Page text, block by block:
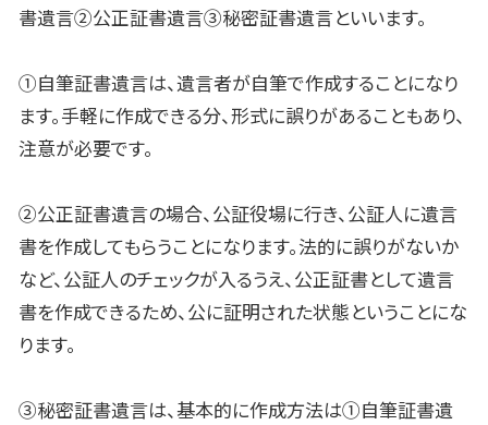
書遺言②公正証書遺言③秘密証書遺言といいます。
①自筆証書遺言は、遺言者が自筆で作成することになり
ます。手軽に作成できる分、形式に誤りがあることもあり、
注意が必要です。
②公正証書遺言の場合、公証役場に行き、公証人に遺言
書を作成してもらうことになります。法的に誤りがないか
など、公証人のチェックが入るうえ、公正証書として遺言
書を作成できるため、公に証明された状態ということにな
ります。
③秘密証書遺言は、基本的に作成方法は①自筆証書遺